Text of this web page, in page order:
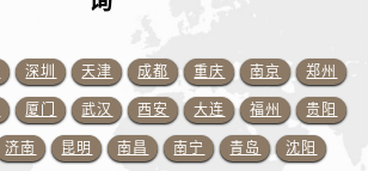
上海市徐汇区虹桥路3号港汇中心2座37层3705室百达翡丽售后服务中心（需提前预约）
浙江省杭州市上城区钱江路1366号华润大厦A座5层503-5室百达翡丽售后服务中心（需提前预约）
浙江省湖州市吴兴区劳动路百达翡丽售后服务中心（需提前预约）
浙江省嘉兴市南湖区广益路705号嘉兴世界贸易中心A座13层1304室百达翡丽售后服务中心（需提前预约）
深圳 天津 成都 重庆 南京 郑州
厦门 武汉 西安 大连 福州 贵阳
济南 昆明 南昌 南宁 青岛 沈阳